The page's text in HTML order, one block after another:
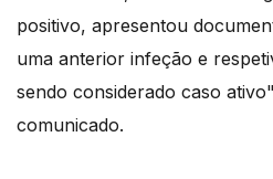
positivo, apresentou
uma anterior infeção e
sendo considerado caso
comunicado.